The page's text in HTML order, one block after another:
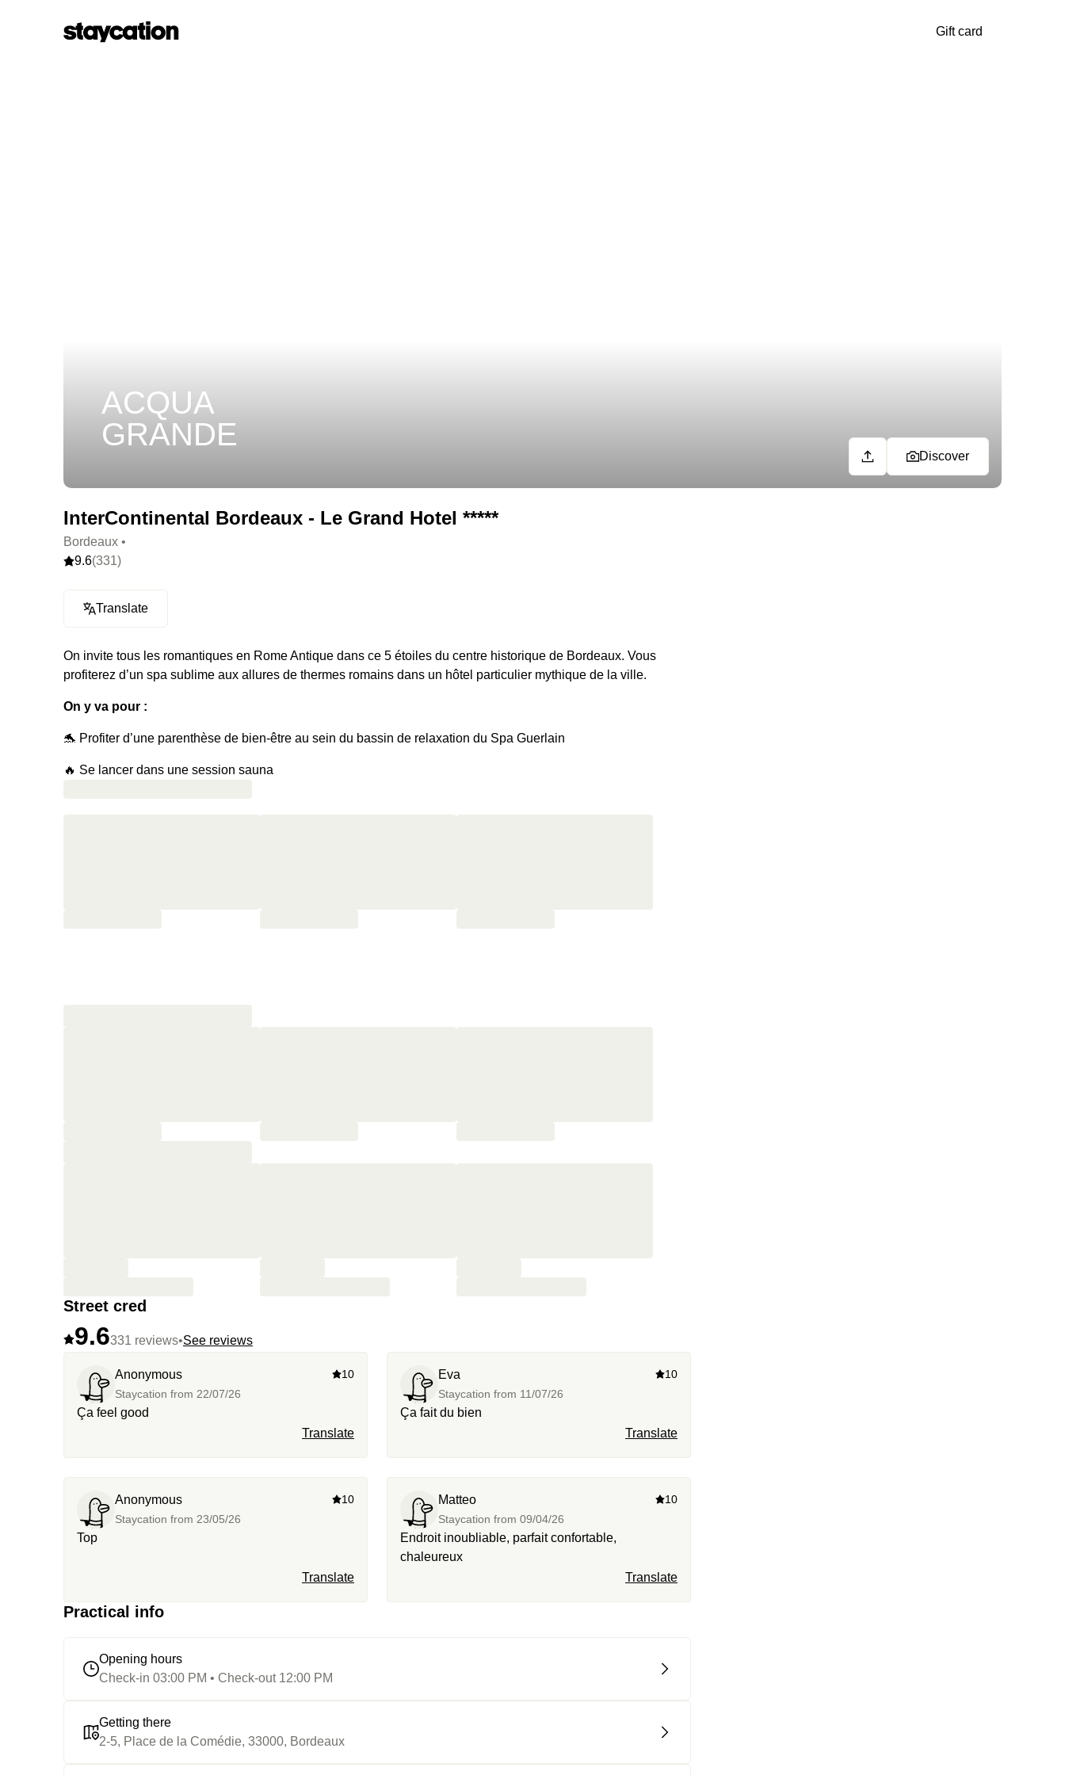
Gift card
ACQUA
GRANDE
Discover
InterContinental Bordeaux - Le Grand Hotel *****
Bordeaux •
9.6(331)
Translate
On invite tous les romantiques en Rome Antique dans ce 5 étoiles du centre historique de Bordeaux. Vous
profiterez d’un spa sublime aux allures de thermes romains dans un hôtel particulier mythique de la ville.
On y va pour :
🐬 Profiter d’une parenthèse de bien-être au sein du bassin de relaxation du Spa Guerlain
🔥 Se lancer dans une session sauna
Street cred
9.6331 reviews•See reviews
Anonymous
Staycation from 22/07/26
10
Ça feel good
Translate
Eva
Staycation from 11/07/26
10
Ça fait du bien
Translate
Anonymous
Staycation from 23/05/26
10
Top
Translate
Matteo
Staycation from 09/04/26
10
Endroit inoubliable, parfait confortable,
chaleureux ￼
Translate
Practical info
Opening hours
Check-in 03:00 PM • Check-out 12:00 PM
Getting there
2-5, Place de la Comédie, 33000, Bordeaux